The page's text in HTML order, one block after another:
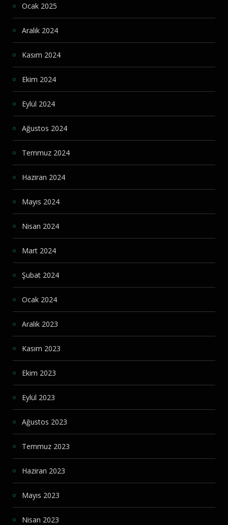
Ocak 2025
Aralık 2024
Kasım 2024
Ekim 2024
Eylül 2024
Ağustos 2024
Temmuz 2024
Haziran 2024
Mayıs 2024
Nisan 2024
Mart 2024
Şubat 2024
Ocak 2024
Aralık 2023
Kasım 2023
Ekim 2023
Eylül 2023
Ağustos 2023
Temmuz 2023
Haziran 2023
Mayıs 2023
Nisan 2023